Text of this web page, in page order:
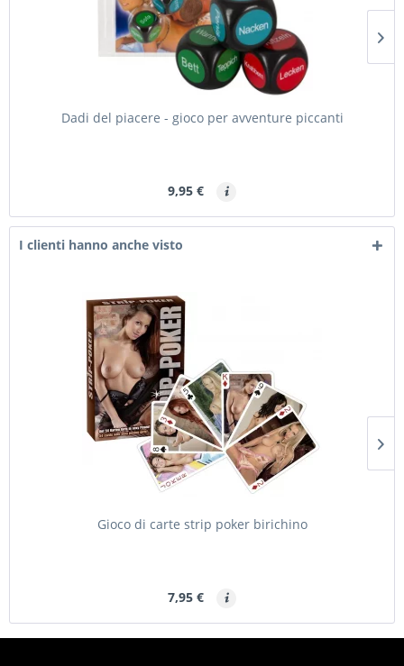
Dadi del piacere - gioco per avventure piccanti
9,95 €
I clienti hanno anche visto
Gioco di carte strip poker birichino
7,95 €